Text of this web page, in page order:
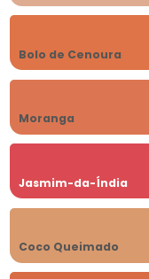
Bolo de Cenoura
Moranga
Jasmim-da-Índia
Coco Queimado